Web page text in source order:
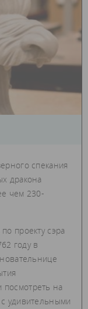
спекания
дракона
чем 230-
проекту сэра
году в
на
удивительными